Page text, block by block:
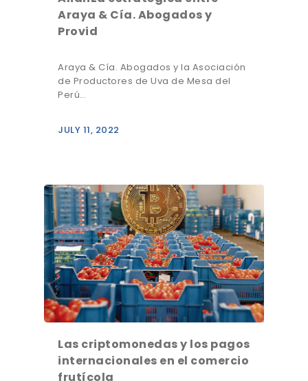
Araya & Cía. Abogados y
Provid
Araya & Cía. Abogados y la Asociación
de Productores de Uva de Mesa del
Perú…
JULY 11, 2022
Las criptomonedas y los pagos
internacionales en el comercio
frutícola